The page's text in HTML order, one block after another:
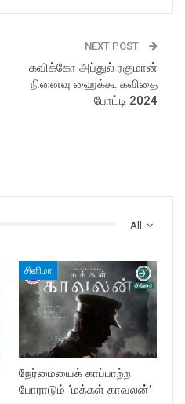
NEXT POST
கவிக்கோ அப்துல் ரகுமான்
நினைவு ஹைக்கூ கவிதை
போட்டி 2024
All
சினிமா
நேர்மையைக் காப்பாற்ற
போராடும் ‘மக்கள் காவலன்’